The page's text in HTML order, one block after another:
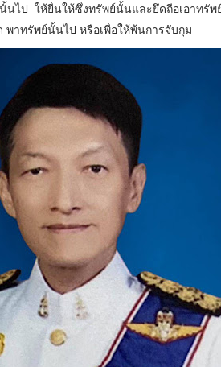
นไป ให้ยื่นให้ซึ่งทรัพย์นั้นและยึดถือเอาทรั
าทรัพย์นั้นไป หรือเพื่อให้พ้นการจับกุม